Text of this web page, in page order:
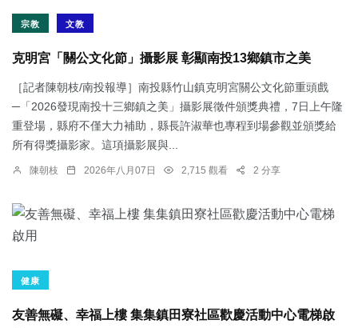
宗教 文教
克明宮「關公文化節」攝影展 彰顯南投13鄉鎮市之美
［記者陳朝枝/南投報導］南投縣竹山鎮克明宮關公文化節重頭戲
─「2026發現南投十三鄉鎮之美」攝影展徵件頒獎典禮，7日上午隆
重登場，縣府不僅大力補助，縣長許淑華也專程到場參觀並頒獎給
所有得獎攝影家。這項攝影展與...
陳朝枝 2026年八月07日 2,715 觀看 2 分享
健康
友善無礙、幸福上樓 集集鎮田寮社區歡慶活動中心電梯啟